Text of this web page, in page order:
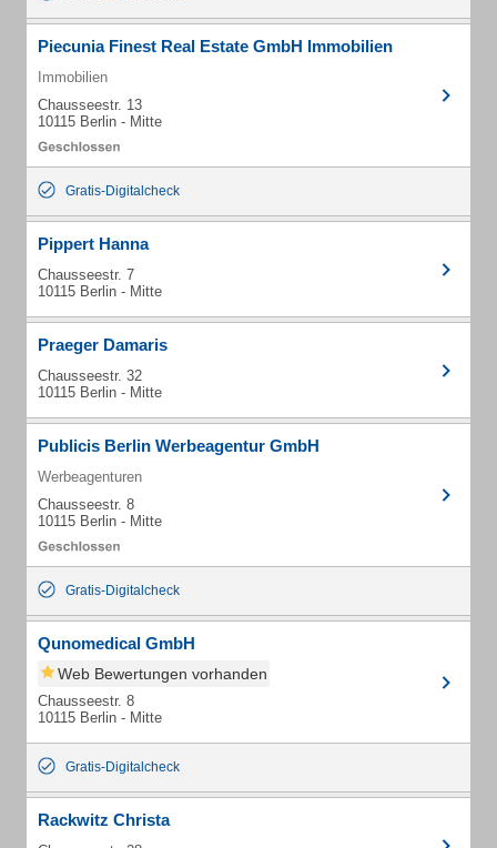
Piecunia Finest Real Estate GmbH Immobilien
Immobilien
Chausseestr. 13
10115 Berlin - Mitte
Gratis-Digitalcheck
Pippert Hanna
Chausseestr. 7
10115 Berlin - Mitte
Praeger Damaris
Chausseestr. 32
10115 Berlin - Mitte
Publicis Berlin Werbeagentur GmbH
Werbeagenturen
Chausseestr. 8
10115 Berlin - Mitte
Gratis-Digitalcheck
Qunomedical GmbH
Web Bewertungen vorhanden
Chausseestr. 8
10115 Berlin - Mitte
Gratis-Digitalcheck
Rackwitz Christa